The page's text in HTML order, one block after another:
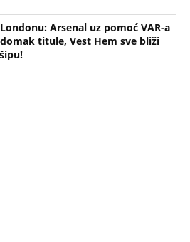
Arsenal uz pomoć VAR-a
titule, Vest Hem sve bliži